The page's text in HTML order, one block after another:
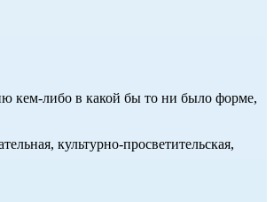
кем-либо в какой бы то ни было форме,
культурно-просветительская,